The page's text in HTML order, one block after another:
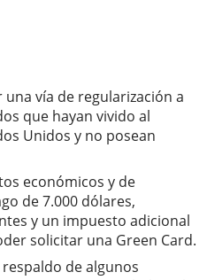
vía de regularización a
que hayan vivido al
Unidos y no posean
económicos y de
de 7.000 dólares,
y un impuesto adicional
solicitar una Green Card.
de algunos